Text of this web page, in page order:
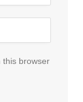
this browser